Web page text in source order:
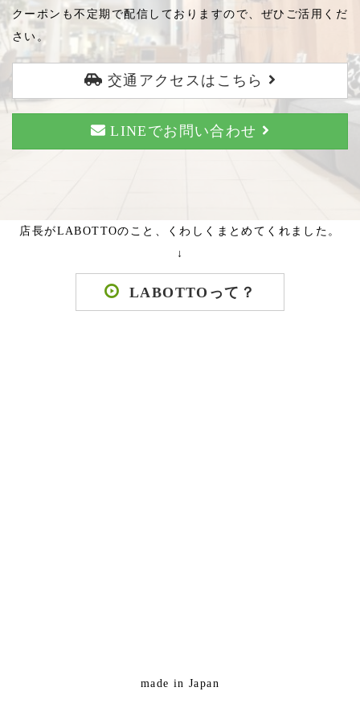
クーポンも不定期で配信しておりますので、ぜひご活用くだ
さい。
交通アクセスはこちら
LINEでお問い合わせ
店長がLABOTTOのこと、くわしくまとめてくれました。
↓
LABOTTOって？
made in Japan